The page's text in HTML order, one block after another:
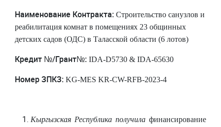
Наименование Контракта: Строительство санузлов и
реабилитация комнат в помещениях 23 общинных
детских садов (ОДС) в Таласской области (6 лотов)
Кредит №/Грант№: IDA-D5730 & IDA-65630
Номер ЗПКЗ: KG-MES KR-CW-RFB-2023-4
Кыргызская Республика получила финансирование